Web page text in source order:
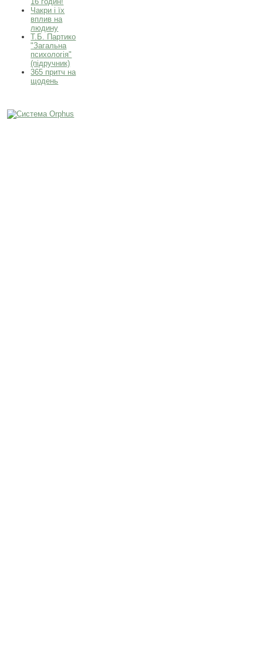
Чакри і їх
вплив на
людину
Т.Б. Партико
"Загальна
психологія"
(підручник)
365 притч на
щодень